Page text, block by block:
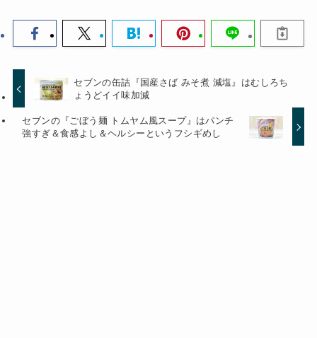
セブンの缶詰『国産さば みそ煮 減塩』はむしろち
ょうどイイ味加減
セブンの『ごぼう麺 トムヤム風スープ』はパンチ
強すぎ＆食感よし＆ヘルシーというフシギめし